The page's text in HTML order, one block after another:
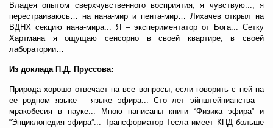
Владея опытом сверхчувственного восприятия, я чувствую..., я
перестраиваюсь… на нана-мир и пента-мир… Лихачев открыл на
ВДНХ секцию нана-мира... Я – экспериментатор от Бога... Сетку
Хартмана я ощущаю сенсорно в своей квартире, в своей
лаборатории…
Из доклада П.Д. Пруссова:
Природа хорошо отвечает на все вопросы, если говорить с ней на
ее родном языке – языке эфира... Сто лет эйнштейнианства –
мракобесия в науке... Мною написаны книги “Физика эфира” и
“Энциклопедия эфира”... Трансформатор Тесла имеет КПД больше